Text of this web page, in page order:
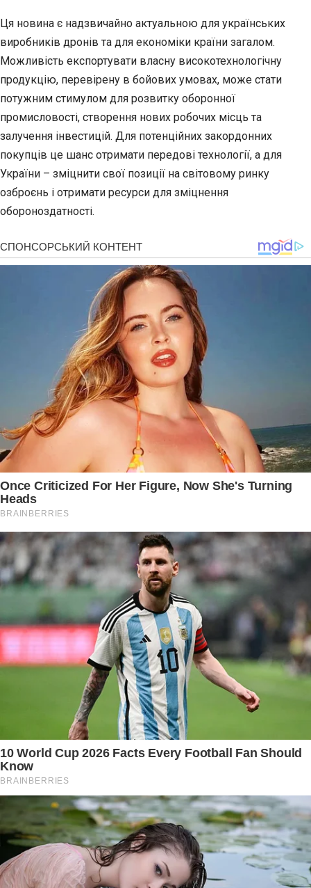
Ця новина є надзвичайно актуальною для українських
виробників дронів та для економіки країни загалом.
Можливість експортувати власну високотехнологічну
продукцію, перевірену в бойових умовах, може стати
потужним стимулом для розвитку оборонної
промисловості, створення нових робочих місць та
залучення інвестицій. Для потенційних закордонних
покупців це шанс отримати передові технології, а для
України – зміцнити свої позиції на світовому ринку
озброєнь і отримати ресурси для зміцнення
обороноздатності.